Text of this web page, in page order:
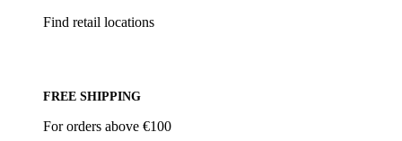
Find retail locations
FREE SHIPPING
For orders above €100